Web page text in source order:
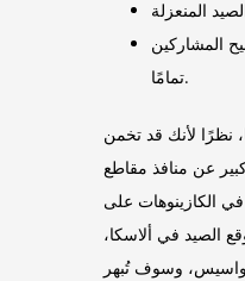
المشاركين
تمامًا.
نظرًا لأنك قد تخمن
عن منافذ مقاطع
في الكازينوهات على
الصيد في ألاسكا،
وسوف تُبهر